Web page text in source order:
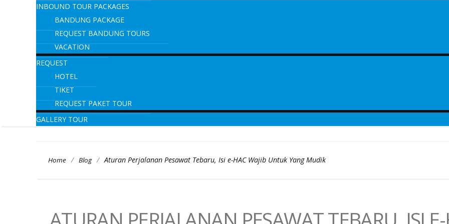
INBOUND TOUR PACKAGES
BANDUNG PACKAGE
REQUEST BANDUNG TOURS
VACATION
REQUEST
HOTEL
TIKET
REQUEST PAKET TOUR
GALLERY TOUR
Home / Blog / Aturan Perjalanan Pesawat Tebaru, Isi e-HAC Wajib Untuk Yang Mudik